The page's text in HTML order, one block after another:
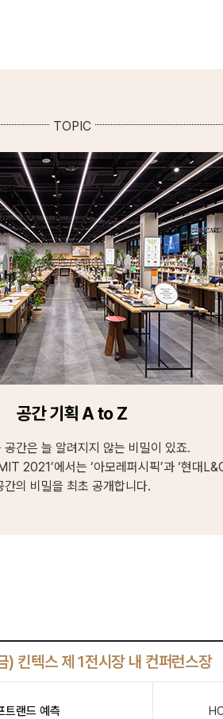
TOPIC
공간 기획 A to Z
공간은 늘 알려지지 않는 비밀이 있죠.
2021’에서는 ‘아모레퍼시픽’과 ‘현대
간의 비밀을 최초 공개합니다.
킨텍스 제 1전시장 내 컨퍼런스장
트랜드 예측